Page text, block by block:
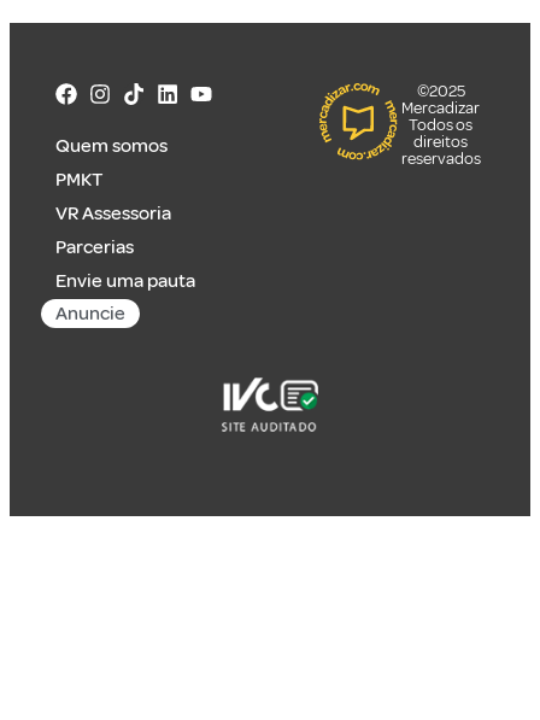
Quem somos
PMKT
VR Assessoria
Parcerias
Envie uma pauta
Anuncie
©2025
Mercadizar
Todos os
direitos
reservados